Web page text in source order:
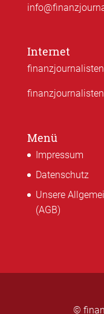
Internet
Menü
Impressum
Datenschutz
Unsere
(AGB)
©